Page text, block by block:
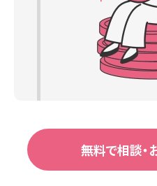
無料で相談・